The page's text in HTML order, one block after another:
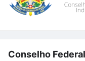
Conselho Federal